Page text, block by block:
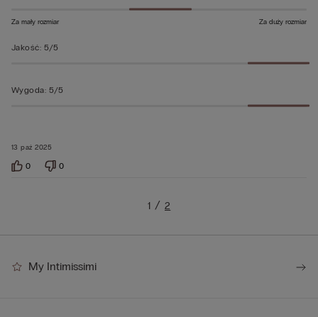
13 paź 2025
Za mały rozmiar Za duży rozmiar
Jakość: 5/5
Wygoda: 5/5
0 0
1 2
My Intimissimi